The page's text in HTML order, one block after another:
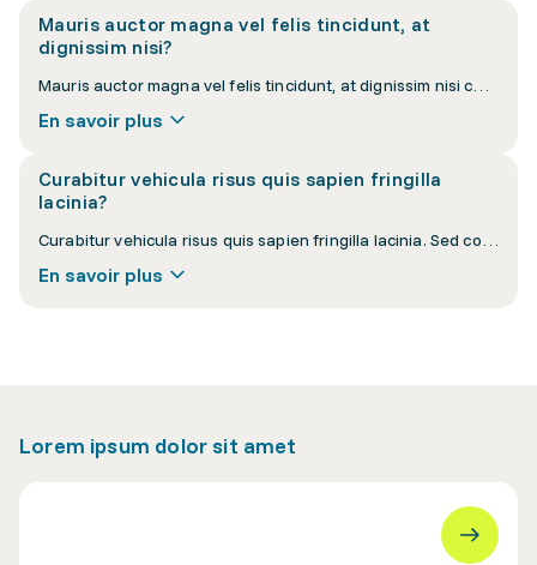
Mauris auctor magna vel felis tincidunt, at
dignissim nisi?
Mauris auctor magna vel felis tincidunt, at dignissim nisi cursus. Pellentesque habitant morbi tristique senectus et netus et malesuada fames ac turpis egestas.
En savoir plus
Curabitur vehicula risus quis sapien fringilla
lacinia?
Curabitur vehicula risus quis sapien fringilla lacinia. Sed consequat eros eu orci convallis, a lacinia sapien pellentesque. Nullam euismod lacus vel purus suscipit.
En savoir plus
Lorem ipsum dolor sit amet